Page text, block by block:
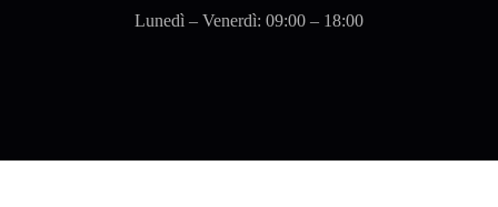
Lunedì – Venerdì: 09:00 – 18:00